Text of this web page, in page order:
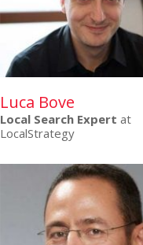
Luca Bove
Local Search Expert at
LocalStrategy